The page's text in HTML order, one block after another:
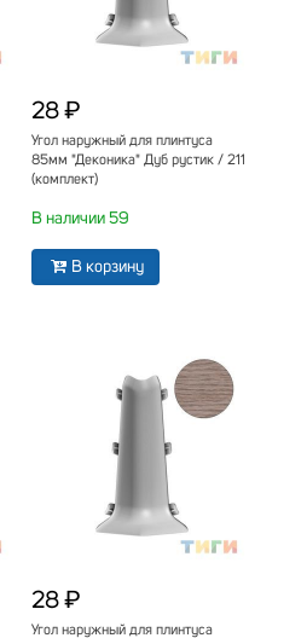
28 ₽
Угол наружный для плинтуса
85мм "Деконика" Дуб рустик / 211
(комплект)
В наличии 59
В корзину
28 ₽
Угол наружный для плинтуса